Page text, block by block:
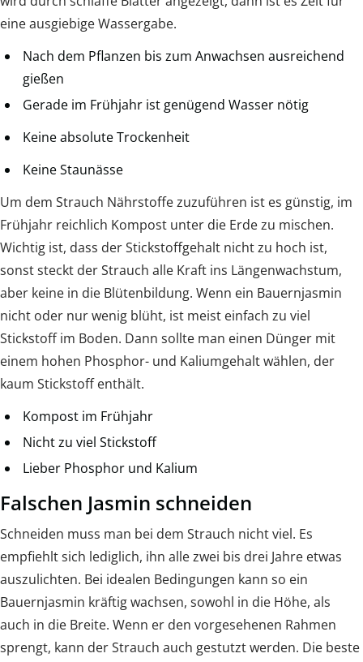
eine ausgiebige Wassergabe.
Nach dem Pflanzen bis zum Anwachsen ausreichend
gießen
Gerade im Frühjahr ist genügend Wasser nötig
Keine absolute Trockenheit
Keine Staunässe
Um dem Strauch Nährstoffe zuzuführen ist es günstig, im
Frühjahr reichlich Kompost unter die Erde zu mischen.
Wichtig ist, dass der Stickstoffgehalt nicht zu hoch ist,
sonst steckt der Strauch alle Kraft ins Längenwachstum,
aber keine in die Blütenbildung. Wenn ein Bauernjasmin
nicht oder nur wenig blüht, ist meist einfach zu viel
Stickstoff im Boden. Dann sollte man einen Dünger mit
einem hohen Phosphor- und Kaliumgehalt wählen, der
kaum Stickstoff enthält.
Kompost im Frühjahr
Nicht zu viel Stickstoff
Lieber Phosphor und Kalium
Falschen Jasmin schneiden
Schneiden muss man bei dem Strauch nicht viel. Es
empfiehlt sich lediglich, ihn alle zwei bis drei Jahre etwas
auszulichten. Bei idealen Bedingungen kann so ein
Bauernjasmin kräftig wachsen, sowohl in die Höhe, als
auch in die Breite. Wenn er den vorgesehenen Rahmen
sprengt, kann der Strauch auch gestutzt werden. Die beste